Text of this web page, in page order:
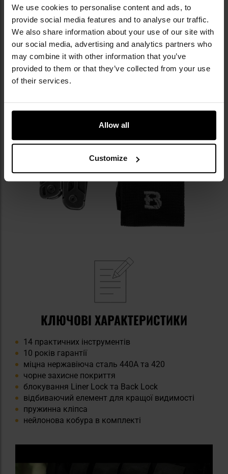
We use cookies to personalise content and ads, to
provide social media features and to analyse our traffic.
We also share information about your use of our site with
our social media, advertising and analytics partners who
may combine it with other information that you’ve
provided to them or that they’ve collected from your use
of their services.
Allow all
Customize
мультитула. Чохол можна носити на ремені
шириною до58 мм.
КЛЮЧОВІ ХАРАКТЕРИСТИКИ
14 практичних інструментів
10 років гарантії
міцна нержавіюча сталь 440A та 420
чорне захисне покриття
блокування Liner Lock та Back Lock
відбиваючий елемент для кращої видимості
пружинна кліпса
нейлонова кобура в комплекті